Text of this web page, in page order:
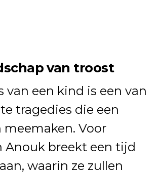
van troost
van een kind is een van
tragedies die een
meemaken. Voor
Anouk breekt een tijd
waarin ze zullen